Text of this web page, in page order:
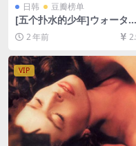
日韩 豆瓣榜单
[五个扑水的少年]ウォーター
ボーイズ (2001)[百度网盘+
克网盘1080P超清未删减资
[网盘在线播放/下载][MP4/
B][中文字幕]
2 年前
VIP